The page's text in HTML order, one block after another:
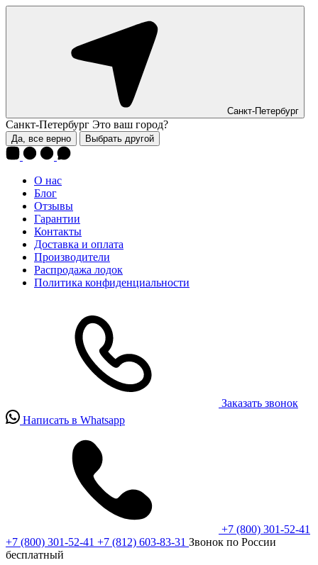
Санкт-Петербург
Санкт-Петербург Это ваш город?
Да, все верно Выбрать другой
О нас
Блог
Отзывы
Гарантии
Контакты
Доставка и оплата
Производители
Распродажа лодок
Политика конфиденциальности
Заказать звонок
Написать в Whatsapp
+7 (800) 301-52-41
+7 (800) 301-52-41 +7 (812) 603-83-31 Звонок по России
бесплатный